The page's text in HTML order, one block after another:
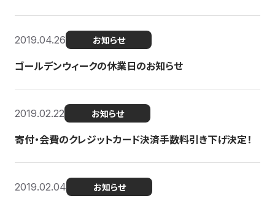
2019.04.26 お知らせ
ゴールデンウィークの休業日のお知らせ
2019.02.22 お知らせ
寄付・会費のクレジットカード決済手数料引き下げ決定！
2019.02.04 お知らせ